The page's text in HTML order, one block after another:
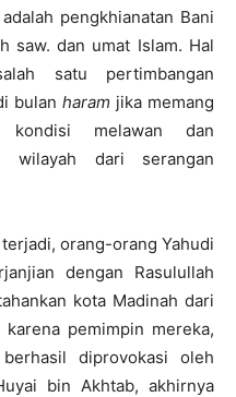
pengkhianatan Bani
saw. dan umat Islam. Hal
satu pertimbangan
bulan haram jika memang
kondisi melawan dan
wilayah dari serangan
orang-orang Yahudi
dengan Rasulullah
kota Madinah dari
pemimpin mereka,
diprovokasi oleh
bin Akhtab, akhirnya